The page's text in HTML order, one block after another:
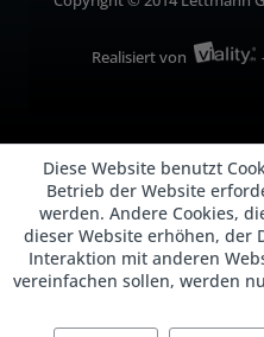
Realisiert von
Diese Website benutzt
Betrieb der Website
werden. Andere Cookies,
dieser Website erhöhen, der
Interaktion mit anderen
vereinfachen sollen, werden